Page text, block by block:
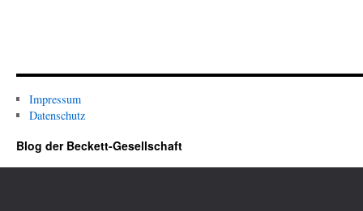
Impressum
Datenschutz
Blog der Beckett-Gesellschaft